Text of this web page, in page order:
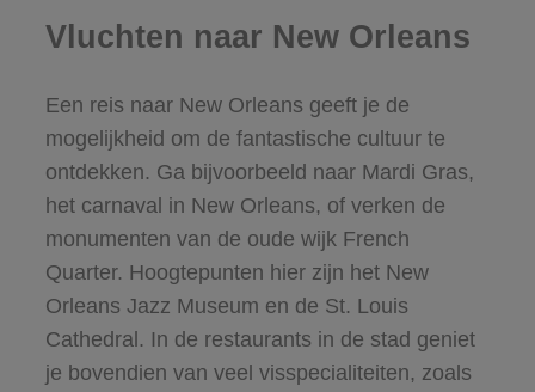
Vluchten naar New Orleans
Een reis naar New Orleans geeft je de
mogelijkheid om de fantastische cultuur te
ontdekken. Ga bijvoorbeeld naar Mardi Gras,
het carnaval in New Orleans, of verken de
monumenten van de oude wijk French
Quarter. Hoogtepunten hier zijn het New
Orleans Jazz Museum en de St. Louis
Cathedral. In de restaurants in de stad geniet
je bovendien van veel visspecialiteiten, zoals